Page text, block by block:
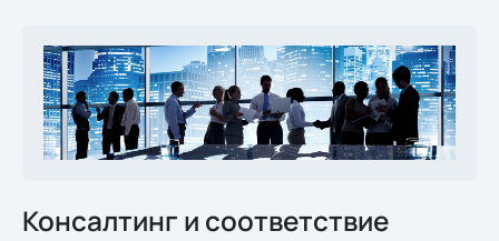
Консалтинг и соответствие